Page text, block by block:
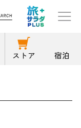
ストア 宿泊